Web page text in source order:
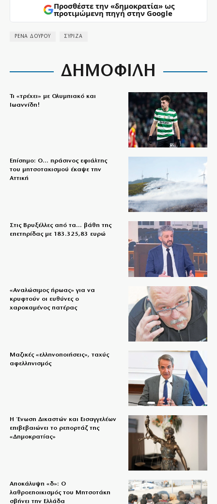
Προσθέστε την «δημοκρατία» ως
προτιμώμενη πηγή στην Google
ΡΕΝΑ ΔΟΥΡΟΥ ΣΥΡΙΖΑ
ΔΗΜΟΦΙΛΗ
Τι «τρέχει» με Ολυμπιακό και
Ιωαννίδη!
Επίσημο: Ο… πράσινος εφιάλτης
του μητσοτακισμού έκαψε την
Αττική
Στις Βρυξέλλες από τα… βάθη της
επετηρίδας με 183.325,83 ευρώ
«Aναλώσιμος ήρωας» για να
κρυφτούν οι ευθύνες ο
χαροκαμένος πατέρας
Μαζικές «ελληνοποιήσεις», ταχύς
αφελληνισμός
Η Ένωση Δικαστών και Εισαγγελέων
επιβεβαιώνει το ρεπορτάζ της
«Δημοκρατίας»
Αποκάλυψη «δ»: Ο
λαθροεποικισμός του Μητσοτάκη
σβήνει την Ελλάδα